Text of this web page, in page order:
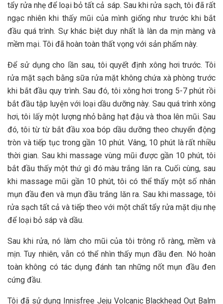
tẩy rửa nhẹ để loại bỏ tất cả sáp. Sau khi rửa sạch, tôi đã rất
ngạc nhiên khi thấy mũi của mình giống như trước khi bắt
đầu quá trình. Sự khác biệt duy nhất là làn da mịn màng và
mềm mại. Tôi đã hoàn toàn thất vọng với sản phẩm này.
Để sử dụng cho lần sau, tôi quyết định xông hơi trước. Tôi
rửa mặt sạch bằng sữa rửa mặt không chứa xà phòng trước
khi bắt đầu quy trình. Sau đó, tôi xông hơi trong 5-7 phút rồi
bắt đầu tập luyện với loại dầu dưỡng này. Sau quá trình xông
hơi, tôi lấy một lượng nhỏ bằng hạt đậu và thoa lên mũi. Sau
đó, tôi từ từ bắt đầu xoa bóp dầu dưỡng theo chuyển động
tròn và tiếp tục trong gần 10 phút. Vâng, 10 phút là rất nhiều
thời gian. Sau khi massage vùng mũi được gần 10 phút, tôi
bắt đầu thấy một thứ gì đó màu trắng lăn ra. Cuối cùng, sau
khi massage mũi gần 10 phút, tôi có thể thấy một số nhân
mụn đầu đen và mụn đầu trắng lăn ra. Sau khi massage, tôi
rửa sạch tất cả và tiếp theo với một chất tẩy rửa mặt dịu nhẹ
để loại bỏ sáp và dầu.
Sau khi rửa, nó làm cho mũi của tôi trông rõ ràng, mềm và
mịn. Tuy nhiên, vẫn có thể nhìn thấy mụn đầu đen. Nó hoàn
toàn không có tác dụng đánh tan những nốt mụn đầu đen
cứng đầu.
Tôi đã sử dụng Innisfree Jeju Volcanic Blackhead Out Balm